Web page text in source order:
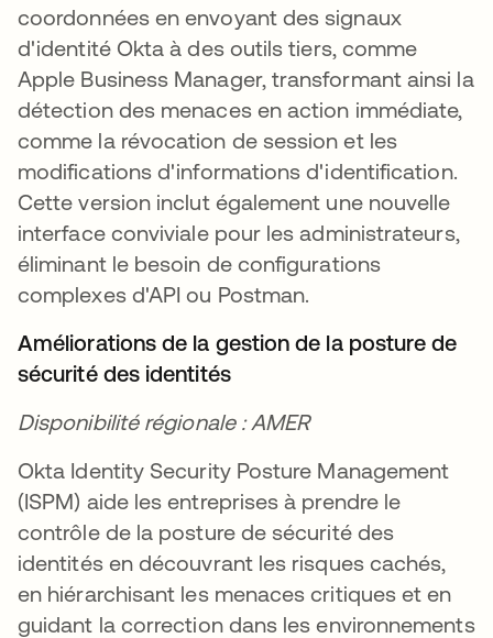
coordonnées en envoyant des signaux
d'identité Okta à des outils tiers, comme
Apple Business Manager, transformant ainsi la
détection des menaces en action immédiate,
comme la révocation de session et les
modifications d'informations d'identification.
Cette version inclut également une nouvelle
interface conviviale pour les administrateurs,
éliminant le besoin de configurations
complexes d'API ou Postman.
Améliorations de la gestion de la posture de
sécurité des identités
Disponibilité régionale : AMER
Okta Identity Security Posture Management
(ISPM) aide les entreprises à prendre le
contrôle de la posture de sécurité des
identités en découvrant les risques cachés,
en hiérarchisant les menaces critiques et en
guidant la correction dans les environnements